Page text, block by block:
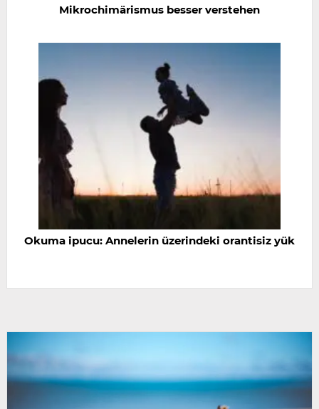
Mikrochimärismus besser verstehen
Okuma ipucu: Annelerin üzerindeki orantisiz yük